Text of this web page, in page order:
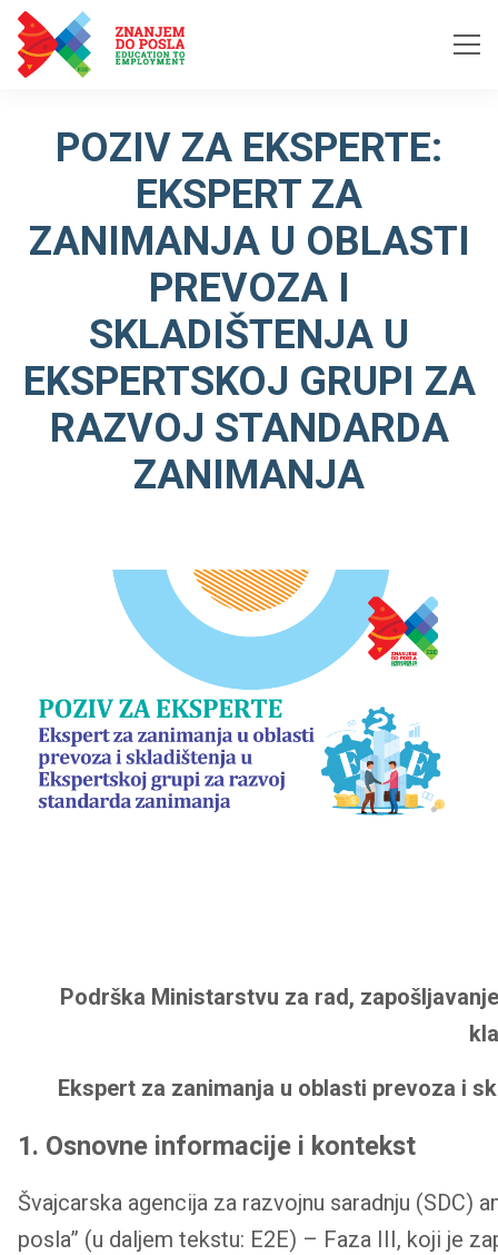
Skip to content
POZIV ZA EKSPERTE:
EKSPERT ZA
ZANIMANJA U OBLASTI
PREVOZA I
SKLADIŠTENJA U
EKSPERTSKOJ GRUPI ZA
RAZVOJ STANDARDA
ZANIMANJA
Podrška Ministarstvu za rad,
Ekspert za zanimanja u oblasti prevoza i
1. Osnovne informacije i kontekst
Švajcarska agencija za razvojnu saradnju (SDC)
posla” (u daljem tekstu: E2E) – Faza III, koji je